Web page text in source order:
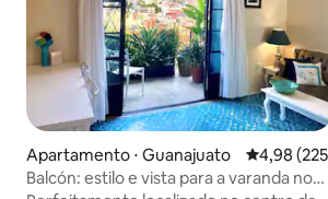
Apartamento ⋅ Guanajuato 4,98 de
4,98
Balcón: estilo e vista para a varanda no